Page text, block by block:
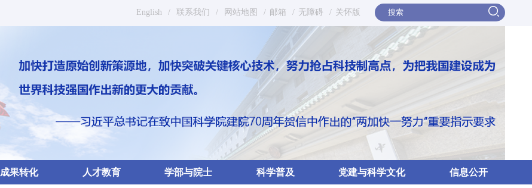
English / 联系我们 / 网站地图 / 邮箱 / 无障碍 / 关怀版
成果转化 人才教育 学部与院士 科学普及 党建与科学文化 信息公开